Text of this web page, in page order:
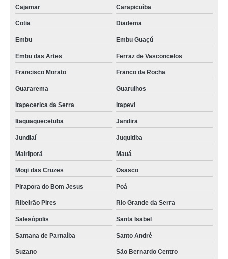
Cajamar Carapicuíba
Cotia Diadema
Embu Embu Guaçú
Embu das Artes Ferraz de Vasconcelos
Francisco Morato Franco da Rocha
Guararema Guarulhos
Itapecerica da Serra Itapevi
Itaquaquecetuba Jandira
Jundiaí Juquitiba
Mairiporã Mauá
Mogi das Cruzes Osasco
Pirapora do Bom Jesus Poá
Ribeirão Pires Rio Grande da Serra
Salesópolis Santa Isabel
Santana de Parnaíba Santo André
Suzano São Bernardo Centro